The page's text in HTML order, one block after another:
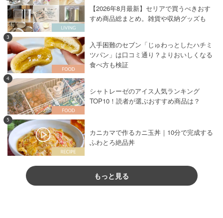
【2026年8月最新】セリアで買うべきおす
すめ商品総まとめ。雑貨や収納グッズも
3
入手困難のセブン「じゅわっとしたハチミ
ツパン」は口コミ通り？よりおいしくなる
食べ方も検証
4
シャトレーゼのアイス人気ランキング
TOP10！読者が選ぶおすすめ商品は？
5
カニカマで作るカニ玉丼｜10分で完成する
ふわとろ絶品丼
もっと見る